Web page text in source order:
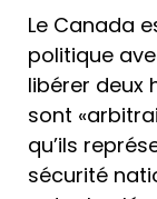
Le Canada
politique
libérer deux
sont
qu’ils
sécurité